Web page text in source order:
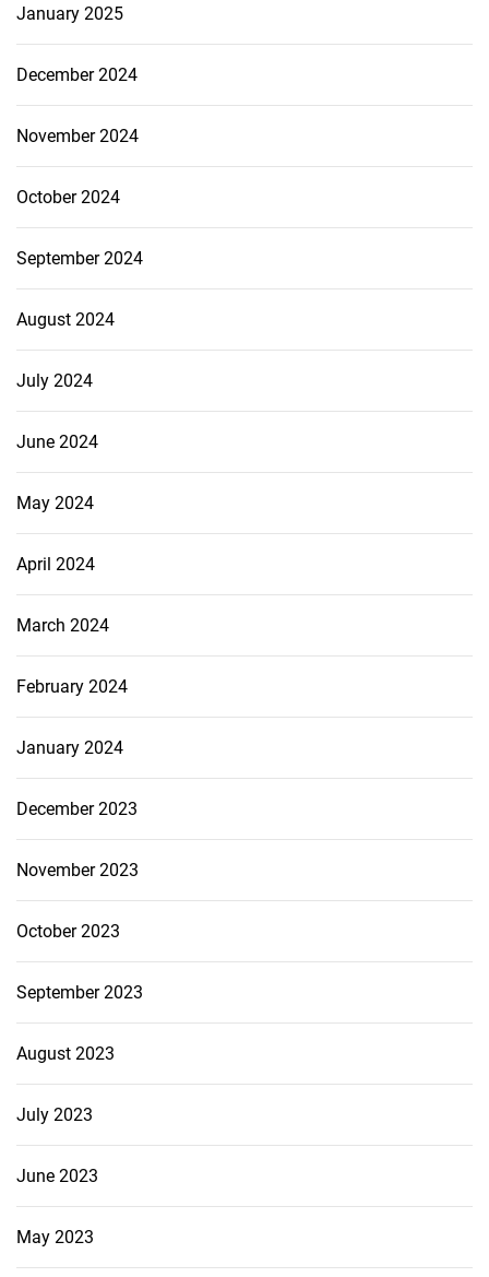
January 2025
December 2024
November 2024
October 2024
September 2024
August 2024
July 2024
June 2024
May 2024
April 2024
March 2024
February 2024
January 2024
December 2023
November 2023
October 2023
September 2023
August 2023
July 2023
June 2023
May 2023